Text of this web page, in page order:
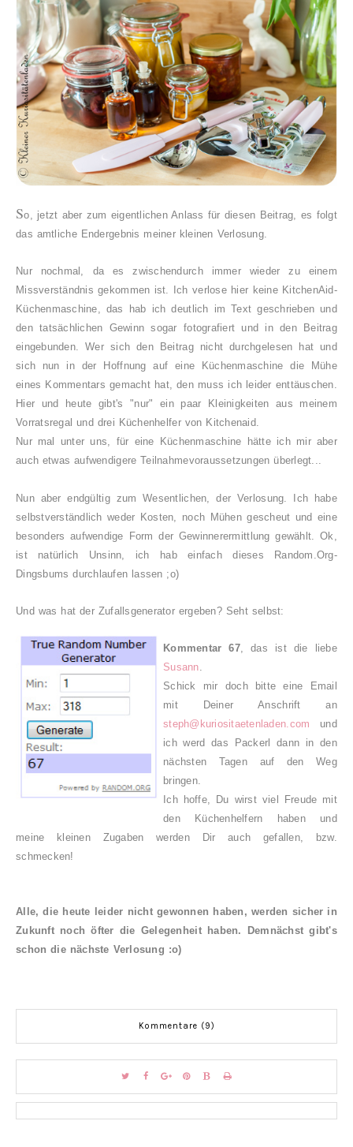
So, jetzt aber zum eigentlichen Anlass für diesen Beitrag, es folgt
das amtliche Endergebnis meiner kleinen Verlosung.
Nur nochmal, da es zwischendurch immer wieder zu einem
Missverständnis gekommen ist. Ich verlose hier keine KitchenAid-
Küchenmaschine, das hab ich deutlich im Text geschrieben und
den tatsächlichen Gewinn sogar fotografiert und in den Beitrag
eingebunden. Wer sich den Beitrag nicht durchgelesen hat und
sich nun in der Hoffnung auf eine Küchenmaschine die Mühe
eines Kommentars gemacht hat, den muss ich leider enttäuschen.
Hier und heute gibt's "nur" ein paar Kleinigkeiten aus meinem
Vorratsregal und drei Küchenhelfer von Kitchenaid.
Nur mal unter uns, für eine Küchenmaschine hätte ich mir aber
auch etwas aufwendigere Teilnahmevoraussetzungen überlegt...
Nun aber endgültig zum Wesentlichen, der Verlosung. Ich habe
selbstverständlich weder Kosten, noch Mühen gescheut und eine
besonders aufwendige Form der Gewinnerermittlung gewählt. Ok,
ist natürlich Unsinn, ich hab einfach dieses Random.Org-
Dingsbums durchlaufen lassen ;o)
Und was hat der Zufallsgenerator ergeben? Seht selbst:
Kommentar 67, das ist die liebe
Susann.
Schick mir doch bitte eine Email
mit Deiner Anschrift an
steph@kuriositaetenladen.com und
ich werd das Packerl dann in den
nächsten Tagen auf den Weg
bringen.
Ich hoffe, Du wirst viel Freude mit
den Küchenhelfern haben und
meine kleinen Zugaben werden Dir auch gefallen, bzw.
schmecken!
Alle, die heute leider nicht gewonnen haben, werden sicher in
Zukunft noch öfter die Gelegenheit haben. Demnächst gibt's
schon die nächste Verlosung :o)
Kommentare (9)